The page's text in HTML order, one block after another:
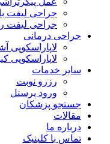
جراحی لیفت
جراحی لیفت
جراحی درمانی
لاپاراسکوپی
لاپاراسکوپی
سایر خدمات
رزرو نوبت
ورود پرسنل
جستجو پزشکان
مقالات
درباره ما
تماس با کلینیک